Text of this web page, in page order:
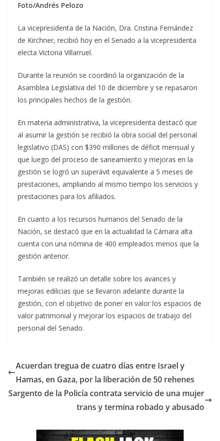
Foto/Andrés Pelozo
La vicepresidenta de la Nación, Dra. Cristina Fernández
de Kirchner, recibió hoy en el Senado a la vicepresidenta
electa Victoria Villarruel.
Durante la reunión se coordinó la organización de la
Asamblea Legislativa del 10 de diciembre y se repasaron
los principales hechos de la gestión.
En materia administrativa, la vicepresidenta destacó que
al asumir la gestión se recibió la obra social del personal
legislativo (DAS) con $390 millones de déficit mensual y
que luego del proceso de saneamiento y mejoras en la
gestión se logró un superávit equivalente a 5 meses de
prestaciones, ampliando al mismo tiempo los servicios y
prestaciones para los afiliados.
En cuanto a los recursos humanos del Senado de la
Nación, se destacó que en la actualidad la Cámara alta
cuenta con una nómina de 400 empleados menos que la
gestión anterior.
También se realizó un detalle sobre los avances y
mejoras edilicias que se llevaron adelante durante la
gestión, con el objetivo de poner en valor los espacios de
valor patrimonial y mejorar los espacios de trabajo del
personal del Senado.
Acuerdan tregua de cuatro días entre Israel y
Hamas, en Gaza, por la liberación de 50 rehenes
Sargento de la Policía contrata servicio de una mujer
trans y termina robado y abusado